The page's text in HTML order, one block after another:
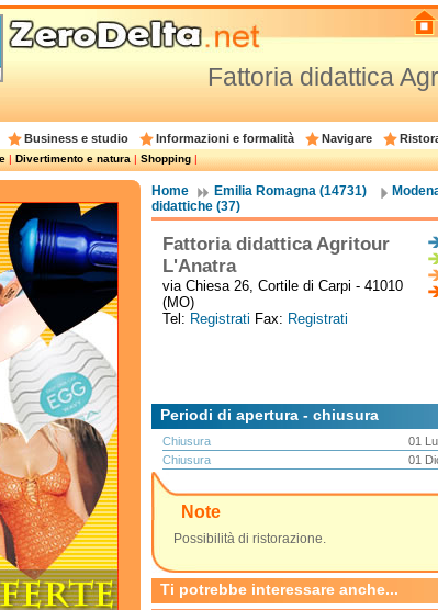
Fattoria didattica
Business e studio Informazioni e formalità Navigare
|Divertimento e natura|Shopping|
Home Emilia Romagna (14731)
didattiche (37)
Fattoria didattica Agritour
L'Anatra
via Chiesa 26, Cortile di Carpi - 41010
(MO)
Tel: Registrati Fax: Registrati
Periodi di apertura - chiusura
Chiusura
01
Chiusura
01
Note
Possibilità di ristorazione.
Ti potrebbe interessare anche...